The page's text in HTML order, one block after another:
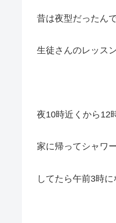
昔は夜型だったんで
生徒さんのレッス
夜10時近くから12
家に帰ってシャワ
してたら午前3時に